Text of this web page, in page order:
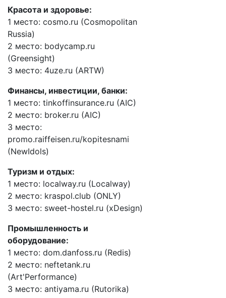
Красота и здоровье:
1 место: cosmo.ru (Cosmopolitan
Russia)
2 место: bodycamp.ru
(Greensight)
3 место: 4uze.ru (ARTW)
Финансы, инвестиции, банки:
1 место: tinkoffinsurance.ru (AIC)
2 место: broker.ru (AIC)
3 место:
promo.raiffeisen.ru/kopitesnami
(NewIdols)
Туризм и отдых:
1 место: localway.ru (Localway)
2 место: kraspol.club (ONLY)
3 место: sweet-hostel.ru (xDesign)
Промышленность и
оборудование:
1 место: dom.danfoss.ru (Redis)
2 место: neftetank.ru
(Art'Performance)
3 место: antiyama.ru (Rutorika)